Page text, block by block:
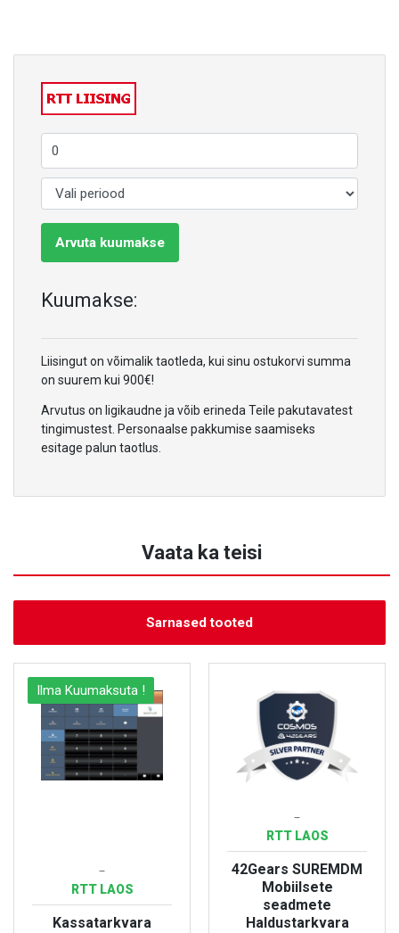
Arvuta kuumakse
Kuumakse:
Liisingut on võimalik taotleda, kui sinu ostukorvi summa
on suurem kui 900€!
Arvutus on ligikaudne ja võib erineda Teile pakutavatest
tingimustest. Personaalse pakkumise saamiseks
esitage palun taotlus.
Vaata ka teisi
Sarnased tooted
Ilma Kuumaksuta !
-
RTT LAOS
Kassatarkvara
-
RTT LAOS
42Gears SUREMDM
Mobiilsete
seadmete
Haldustarkvara